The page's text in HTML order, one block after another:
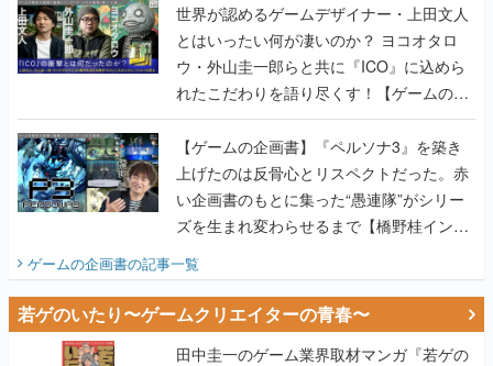
世界が認めるゲームデザイナー・上田文人
とはいったい何が凄いのか？ ヨコオタロ
ウ・外山圭一郎らと共に『ICO』に込めら
れたこだわりを語り尽くす！【ゲームの企
画書】
【ゲームの企画書】『ペルソナ3』を築き
上げたのは反骨心とリスペクトだった。赤
い企画書のもとに集った“愚連隊”がシリー
ズを生まれ変わらせるまで【橋野桂インタ
ゲームの企画書の記事一覧
若ゲのいたり〜ゲームクリエイターの青春〜
田中圭一のゲーム業界取材マンガ『若ゲの